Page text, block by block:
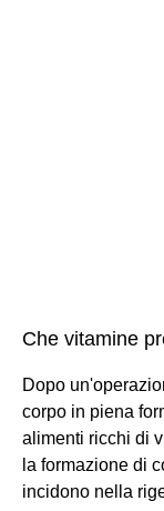
Che vitamine
Dopo
corpo in piena
alimenti ricchi di
la formazione di
incidono nella